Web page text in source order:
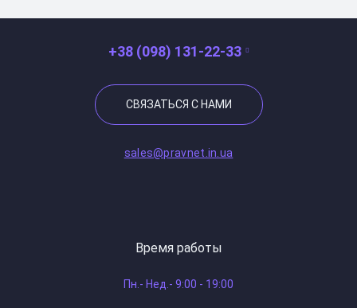
+38 (098) 131-22-33
СВЯЗАТЬСЯ С НАМИ
sales@pravnet.in.ua
Время работы
Пн.- Нед.- 9:00 - 19:00